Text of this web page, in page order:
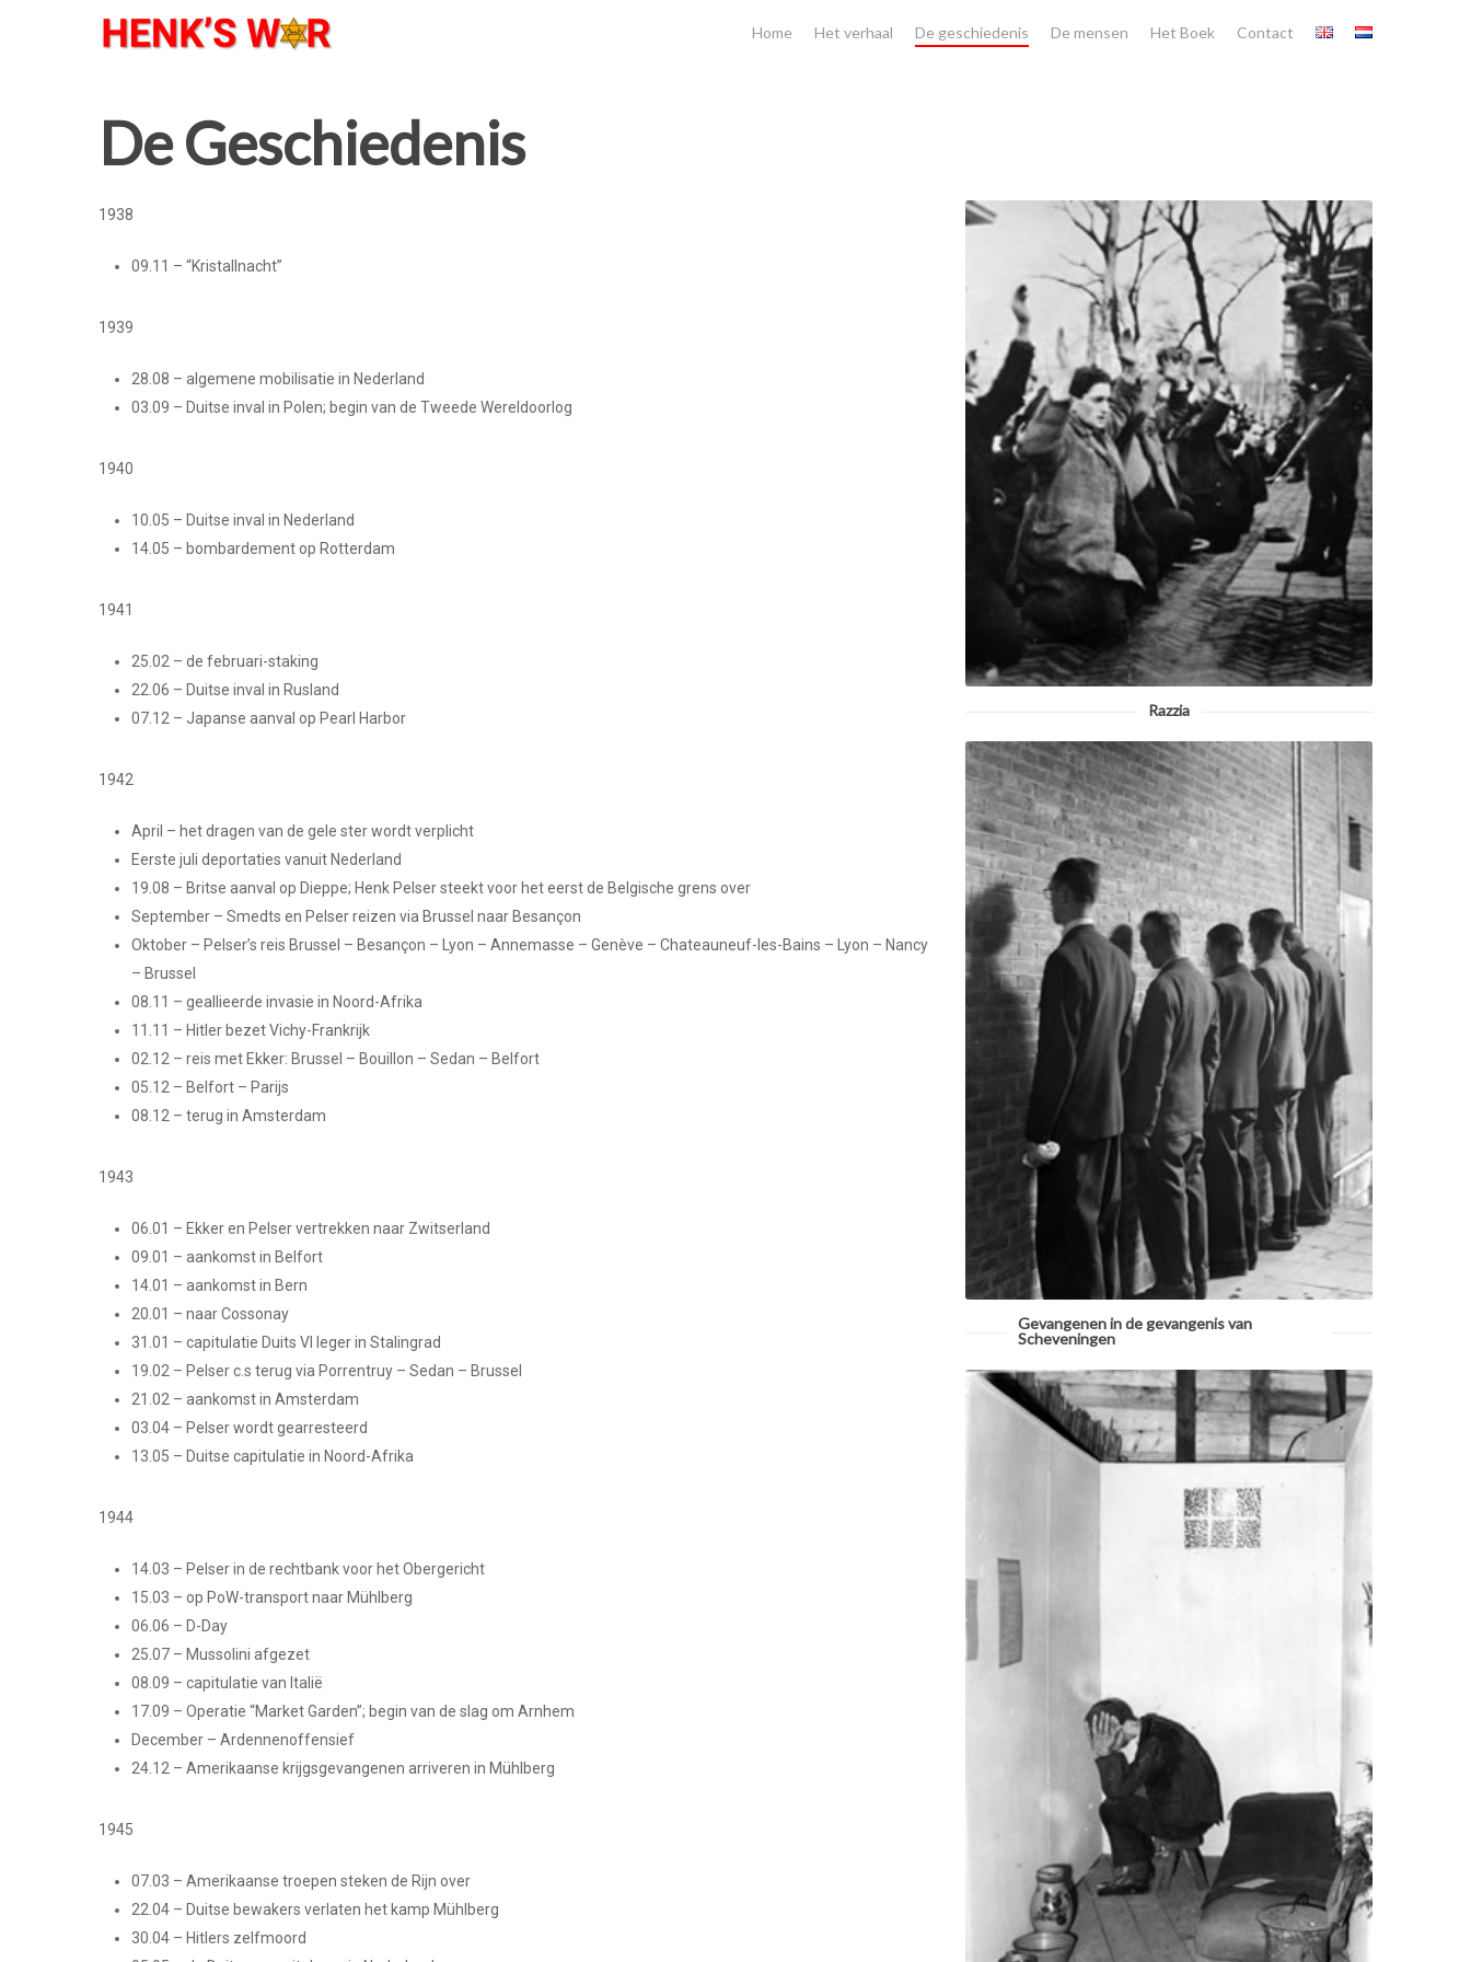
Home Het verhaal De geschiedenis De mensen Het Boek Contact
De Geschiedenis
1938
09.11 – “Kristallnacht”
1939
28.08 – algemene mobilisatie in Nederland
03.09 – Duitse inval in Polen; begin van de Tweede Wereldoorlog
1940
10.05 – Duitse inval in Nederland
14.05 – bombardement op Rotterdam
1941
25.02 – de februari-staking
22.06 – Duitse inval in Rusland
07.12 – Japanse aanval op Pearl Harbor
1942
April – het dragen van de gele ster wordt verplicht
Eerste juli deportaties vanuit Nederland
19.08 – Britse aanval op Dieppe; Henk Pelser steekt voor het eerst de Belgische grens over
September – Smedts en Pelser reizen via Brussel naar Besançon
Oktober – Pelser’s reis Brussel – Besançon – Lyon – Annemasse – Genève – Chateauneuf-les-Bains – Lyon – Nancy
– Brussel
08.11 – geallieerde invasie in Noord-Afrika
11.11 – Hitler bezet Vichy-Frankrijk
02.12 – reis met Ekker: Brussel – Bouillon – Sedan – Belfort
05.12 – Belfort – Parijs
08.12 – terug in Amsterdam
1943
06.01 – Ekker en Pelser vertrekken naar Zwitserland
09.01 – aankomst in Belfort
14.01 – aankomst in Bern
20.01 – naar Cossonay
31.01 – capitulatie Duits VI leger in Stalingrad
19.02 – Pelser c.s terug via Porrentruy – Sedan – Brussel
21.02 – aankomst in Amsterdam
03.04 – Pelser wordt gearresteerd
13.05 – Duitse capitulatie in Noord-Afrika
1944
14.03 – Pelser in de rechtbank voor het Obergericht
15.03 – op PoW-transport naar Mühlberg
06.06 – D-Day
25.07 – Mussolini afgezet
08.09 – capitulatie van Italië
17.09 – Operatie “Market Garden”; begin van de slag om Arnhem
December – Ardennenoffensief
24.12 – Amerikaanse krijgsgevangenen arriveren in Mühlberg
1945
07.03 – Amerikaanse troepen steken de Rijn over
22.04 – Duitse bewakers verlaten het kamp Mühlberg
30.04 – Hitlers zelfmoord
Razzia
Gevangenen in de gevangenis van
Scheveningen